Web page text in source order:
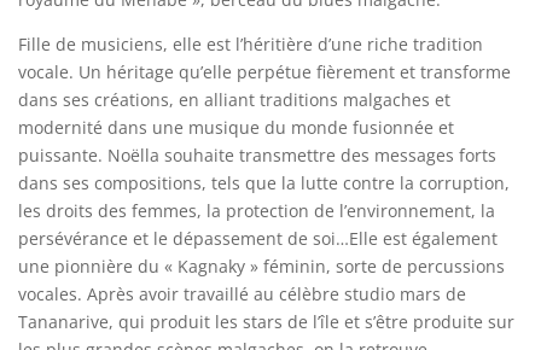
Fille de musiciens, elle est l’héritière d’une riche tradition
vocale. Un héritage qu’elle perpétue fièrement et transforme
dans ses créations, en alliant traditions malgaches et
modernité dans une musique du monde fusionnée et
puissante. Noëlla souhaite transmettre des messages forts
dans ses compositions, tels que la lutte contre la corruption,
les droits des femmes, la protection de l’environnement, la
persévérance et le dépassement de soi…Elle est également
une pionnière du « Kagnaky » féminin, sorte de percussions
vocales. Après avoir travaillé au célèbre studio mars de
Tananarive, qui produit les stars de l’île et s’être produite sur